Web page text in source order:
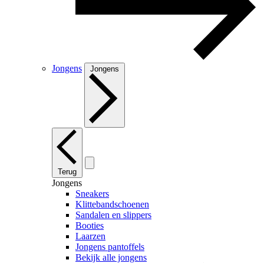
Jongens Jongens
Terug
Jongens
Sneakers
Klittebandschoenen
Sandalen en slippers
Booties
Laarzen
Jongens pantoffels
Bekijk alle jongens